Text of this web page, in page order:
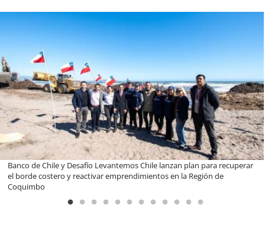
Banco de Chile y Desafío Levantemos Chile lanzan plan para recuperar
el borde costero y reactivar emprendimientos en la Región de
Coquimbo